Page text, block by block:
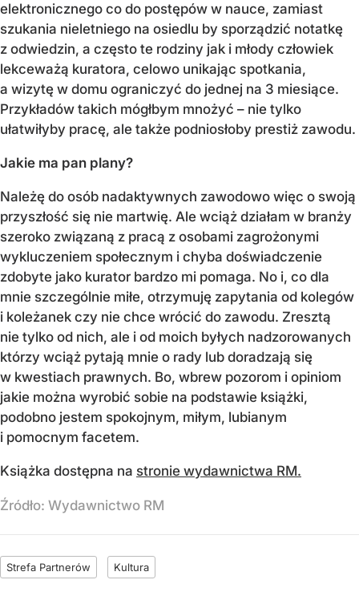
elektronicznego co do postępów w nauce, zamiast
szukania nieletniego na osiedlu by sporządzić notatkę
z odwiedzin, a często te rodziny jak i młody człowiek
lekceważą kuratora, celowo unikając spotkania,
a wizytę w domu ograniczyć do jednej na 3 miesiące.
Przykładów takich mógłbym mnożyć – nie tylko
ułatwiłyby pracę, ale także podniosłoby prestiż zawodu.
Jakie ma pan plany?
Należę do osób nadaktywnych zawodowo więc o swoją
przyszłość się nie martwię. Ale wciąż działam w branży
szeroko związaną z pracą z osobami zagrożonymi
wykluczeniem społecznym i chyba doświadczenie
zdobyte jako kurator bardzo mi pomaga. No i, co dla
mnie szczególnie miłe, otrzymuję zapytania od kolegów
i koleżanek czy nie chce wrócić do zawodu. Zresztą
nie tylko od nich, ale i od moich byłych nadzorowanych
którzy wciąż pytają mnie o rady lub doradzają się
w kwestiach prawnych. Bo, wbrew pozorom i opiniom
jakie można wyrobić sobie na podstawie książki,
podobno jestem spokojnym, miłym, lubianym
i pomocnym facetem.
Książka dostępna na stronie wydawnictwa RM.
Źródło: Wydawnictwo RM
Strefa Partnerów Kultura